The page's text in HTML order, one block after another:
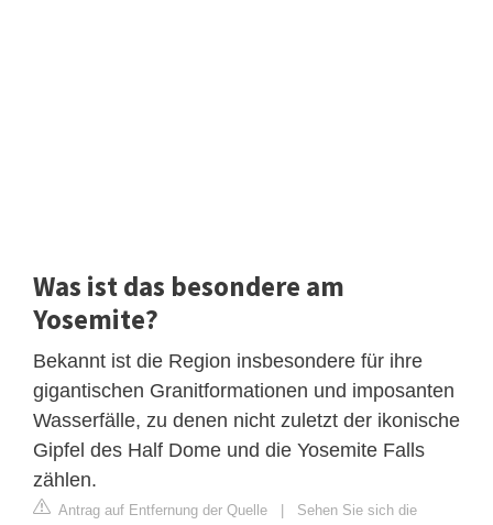
Was ist das besondere am
Yosemite?
Bekannt ist die Region insbesondere für ihre
gigantischen Granitformationen und imposanten
Wasserfälle, zu denen nicht zuletzt der ikonische
Gipfel des Half Dome und die Yosemite Falls
zählen.
Antrag auf Entfernung der Quelle | Sehen Sie sich die